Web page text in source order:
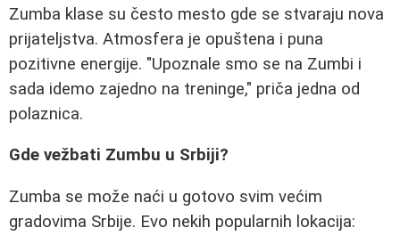
Zumba klase su često mesto gde se stvaraju nova
prijateljstva. Atmosfera je opuštena i puna
pozitivne energije. "Upoznale smo se na Zumbi i
sada idemo zajedno na treninge," priča jedna od
polaznica.
Gde vežbati Zumbu u Srbiji?
Zumba se može naći u gotovo svim većim
gradovima Srbije. Evo nekih popularnih lokacija: